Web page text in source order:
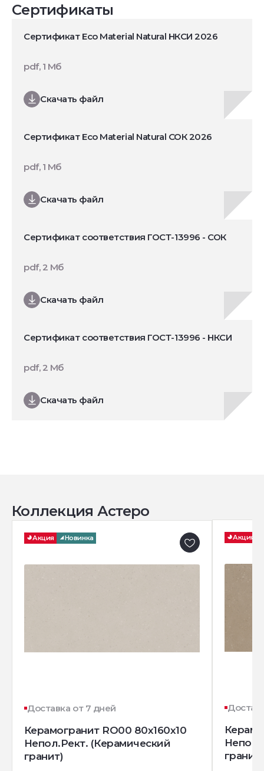
Сертификаты
Сертификат Eco Material Natural НКСИ 2026
Скачать файл
pdf, 1 Мб
Сертификат Eco Material Natural СОК 2026
Скачать файл
pdf, 1 Мб
Сертификат соответствия ГОСТ-13996 - СОК
Скачать файл
pdf, 2 Мб
Сертификат соответствия ГОСТ-13996 - НКСИ
Скачать файл
pdf, 2 Мб
Коллекция Астеро
Акция Новинка
Доставка от 7 дней
Керамогранит RO00 80x160x10
Непол.Рект. (Керамический
гранит)
Акция
гранит)